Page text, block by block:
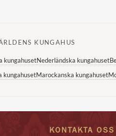
KUNGAHUS
kungahusetNederländska kungahuset
kungahusetMarockanska kungahuset
KONTAKTA OSS